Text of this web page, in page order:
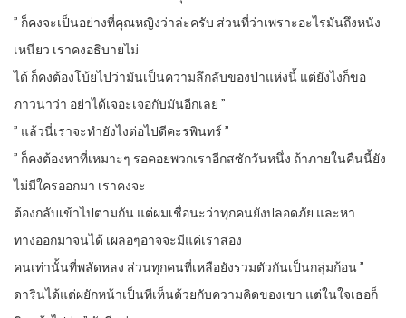
” ก็คงจะเป็นอย่างที่คุณหญิงว่าล่ะครับ ส่วนที่ว่าเพราะอะไรมันถึงหนัง
เหนียว เราคงอธิบายไม่
ได้ ก็คงต้องโบ้ยไปว่ามันเป็นความลึกลับของป่าแห่งนี้ แต่ยังไงก็ขอ
ภาวนาว่า อย่าได้เจอะเจอกับมันอีกเลย ”
” แล้วนี่เราจะทำยังไงต่อไปดีคะรพินทร์ ”
” ก็คงต้องหาที่เหมาะๆ รอคอยพวกเราอีกสซักวันหนึ่ง ถ้าภายในคืนนี้ยัง
ไม่มีใครออกมา เราคงจะ
ต้องกลับเข้าไปตามกัน แต่ผมเชื่อนะว่าทุกคนยังปลอดภัย และหา
ทางออกมาจนได้ เผลอๆอาจจะมีแค่เราสอง
คนเท่านั้นที่พลัดหลง ส่วนทุกคนที่เหลือยังรวมตัวกันเป็นกลุ่มก้อน ”
ดารินได้แต่ผยักหน้าเป็นทีเห็นด้วยกับความคิดของเขา แต่ในใจเธอก็